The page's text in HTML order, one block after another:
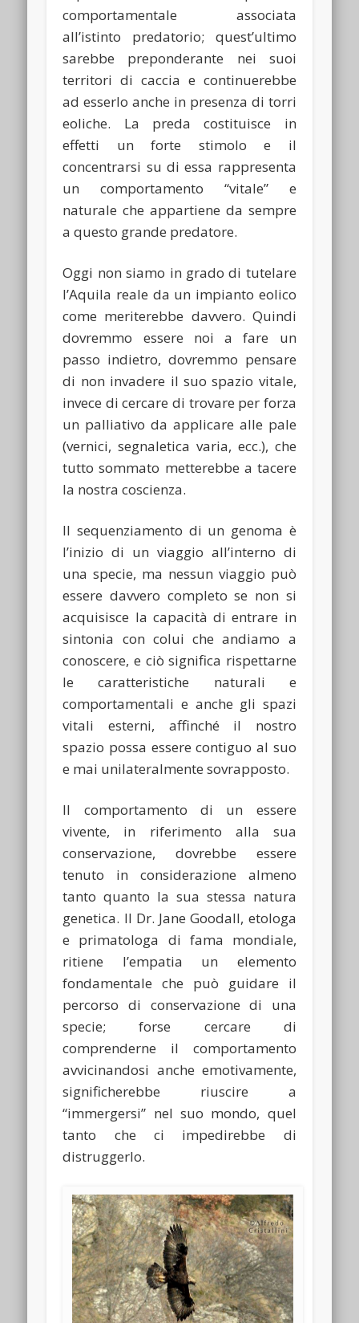
comportamentale associata
all’istinto predatorio; quest’ultimo
sarebbe preponderante nei suoi
territori di caccia e continuerebbe
ad esserlo anche in presenza di torri
eoliche. La preda costituisce in
effetti un forte stimolo e il
concentrarsi su di essa rappresenta
un comportamento “vitale” e
naturale che appartiene da sempre
a questo grande predatore.
Oggi non siamo in grado di tutelare
l’Aquila reale da un impianto eolico
come meriterebbe davvero. Quindi
dovremmo essere noi a fare un
passo indietro, dovremmo pensare
di non invadere il suo spazio vitale,
invece di cercare di trovare per forza
un palliativo da applicare alle pale
(vernici, segnaletica varia, ecc.), che
tutto sommato metterebbe a tacere
la nostra coscienza.
Il sequenziamento di un genoma è
l’inizio di un viaggio all’interno di
una specie, ma nessun viaggio può
essere davvero completo se non si
acquisisce la capacità di entrare in
sintonia con colui che andiamo a
conoscere, e ciò significa rispettarne
le caratteristiche naturali e
comportamentali e anche gli spazi
vitali esterni, affinché il nostro
spazio possa essere contiguo al suo
e mai unilateralmente sovrapposto.
Il comportamento di un essere
vivente, in riferimento alla sua
conservazione, dovrebbe essere
tenuto in considerazione almeno
tanto quanto la sua stessa natura
genetica. Il Dr. Jane Goodall, etologa
e primatologa di fama mondiale,
ritiene l’empatia un elemento
fondamentale che può guidare il
percorso di conservazione di una
specie; forse cercare di
comprenderne il comportamento
avvicinandosi anche emotivamente,
significherebbe riuscire a
“immergersi” nel suo mondo, quel
tanto che ci impedirebbe di
distruggerlo.